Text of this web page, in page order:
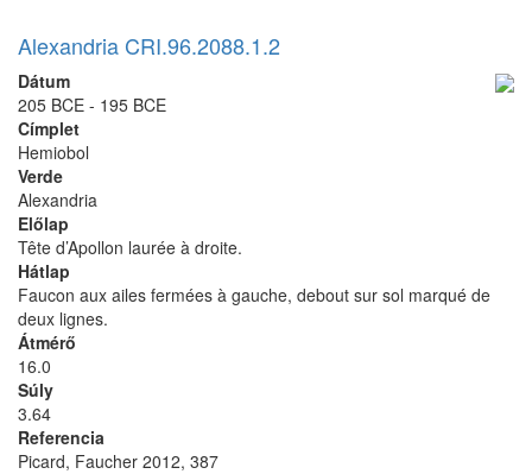
Alexandria CRI.96.2088.1.2
Dátum
205 BCE - 195 BCE
Címplet
Hemiobol
Verde
Alexandria
Előlap
Tête d’Apollon laurée à droite.
Hátlap
Faucon aux ailes fermées à gauche, debout sur sol marqué de
deux lignes.
Átmérő
16.0
Súly
3.64
Referencia
Picard, Faucher 2012, 387